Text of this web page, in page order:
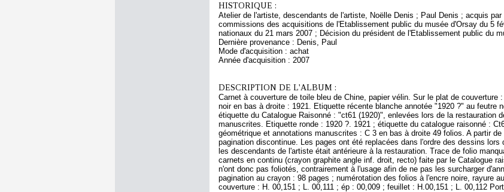
HISTORIQUE :
Atelier de l'artiste, descendants de l'artiste, Noëlle Denis ; Paul Denis ; acquis
commissions des acquisitions de l'Etablissement public du musée d'Orsay du 5
nationaux du 21 mars 2007 ; Décision du président de l'Etablissement public du
Dernière provenance : Denis, Paul
Mode d'acquisition : achat
Année d'acquisition : 2007
DESCRIPTION DE L'ALBUM :
Carnet à couverture de toile bleu de Chine, papier vélin. Sur le plat de couverture
noir en bas à droite : 1921. Etiquette récente blanche annotée "1920 ?" au feutre
étiquette du Catalogue Raisonné : "ct61 (1920)", enlevées lors de la restauration
manuscrites. Etiquette ronde : 1920 ?. 1921 ; étiquette du catalogue raisonné :
géométrique et annotations manuscrites : C 3 en bas à droite 49 folios. A partir
pagination discontinue. Les pages ont été replacées dans l'ordre des dessins
les descendants de l'artiste était antérieure à la restauration. Trace de folio
carnets en continu (crayon graphite angle inf. droit, recto) faite par le Catalogue
n'ont donc pas foliotés, contrairement à l'usage afin de ne pas les surcharger
pagination au crayon : 98 pages ; numérotation des folios à l'encre noire, rayure
couverture : H. 00,151 ; L. 00,111 ; ép : 00,009 ; feuillet : H.00,151 ; L. 00,112